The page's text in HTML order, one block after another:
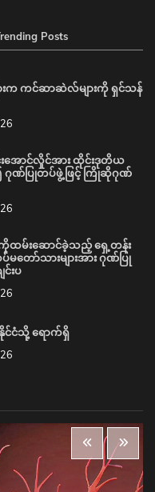
Posts
က ကင်ဆာဆဲလ်များကို ရှင်သန်
းအောင်လှိုင်အား ထိုင်းဒုတိယ
၍ ဂုဏ်ပြုတပ်ဖွဲ့ဖြင့် ကြိုဆိုဂုဏ်
ကိုထမ်းဆောင်ခဲ့သည့် ရှေ့တန်း
မတော်သားများအား ဂုဏ်ပြု
းပ
င်ငံသို့ ရောက်ရှိ